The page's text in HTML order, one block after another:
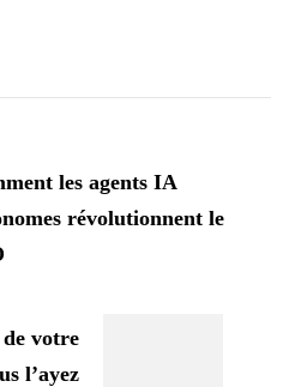
les agents IA
révolutionnent le
votre
l’ayez